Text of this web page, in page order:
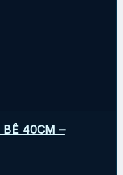
BỂ 40CM –